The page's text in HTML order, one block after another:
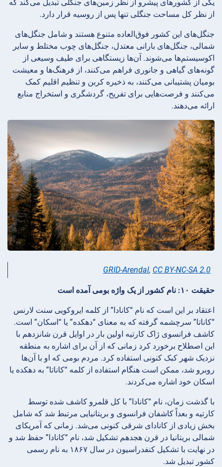
یکی از کشورهای پیشرو از نظر زمین‌های جنگلی تبدیل می‌کند که
از نظر کل مساحت جنگلی تنها پس از روسیه قرار دارد.
جنگل‌های این کشور فوق‌العاده متنوع هستند و شامل جنگل‌های
شمالی، جنگل‌های بارانی معتدل، جنگل‌های چوب مختلط و سایر
اکوسیستم‌ها می‌شوند. آن‌ها زیستگاهی برای طیف وسیعی از
گونه‌های گیاهی و جانوری فراهم می‌کنند، از فرهنگ‌ها و معیشت
بومیان پشتیبانی می‌کنند، به ذخیره کربن و تنظیم اقلیم کمک
می‌کنند و فرصت‌هایی برای تفریح، گردشگری و استخراج منابع
ارائه می‌دهند.
GRID-Arendal, CC BY-NC-SA 2.0
حقیقت ۱۰: نام کشور از یک واژه بومی آمده است
اعتقاد بر این است که نام “کانادا” از کلمه ایروکویی سنت لارنس
“کاناتا” سرچشمه گرفته که به معنای “دهکده” یا “اسکان” است.
کاشف فرانسوی ژاک کارتیه اولین بار در اوایل قرن شانزدهم با
این اصطلاح برخورد کرد زمانی که از آن برای اشاره به منطقه
نزدیک شهر کبک کنونی استفاده کرد. مردم بومی که او با آن‌ها
روبرو شد، ممکن است هنگام استفاده از کلمه “کاناتا” به دهکده یا
اسکان خود اشاره می‌کردند.
با گذشت زمان، نام “کانادا” با کل قلمرو کاشف شده توسط
کارتیه و بعداً کاشفان فرانسوی و بریتانیایی مرتبط شد که شامل
بخش زیادی از کانادای شرقی کنونی می‌شد. زمانی که آمریکای
شمالی بریتانیا در قرن هجدهم تشکیل شد، نام “کانادا” حفظ شد و
در نهایت با تشکیل کنفدراسیون در سال ۱۸۶۷ به نام رسمی
کشور تبدیل شد.